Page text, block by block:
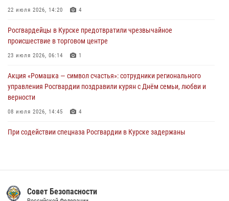
Курские росгвардейцы приняли участие в благодарственном
28 июля 2026, 13:17
22 июля 2026, 14:20 4
Росгвардейцы в Курске предотвратили чрезвычайное
происшествие в торговом центре
23 июля 2026, 06:14 1
Акция «Ромашка — символ счастья»: сотрудники регионального
управления Росгвардии поздравили курян с Днём семьи, любви и
верности
08 июля 2026, 14:45 4
При содействии спецназа Росгвардии в Курске задержаны
первого этапа фотоконкурса «В объективе Росгвардия»
Совет Безопасности